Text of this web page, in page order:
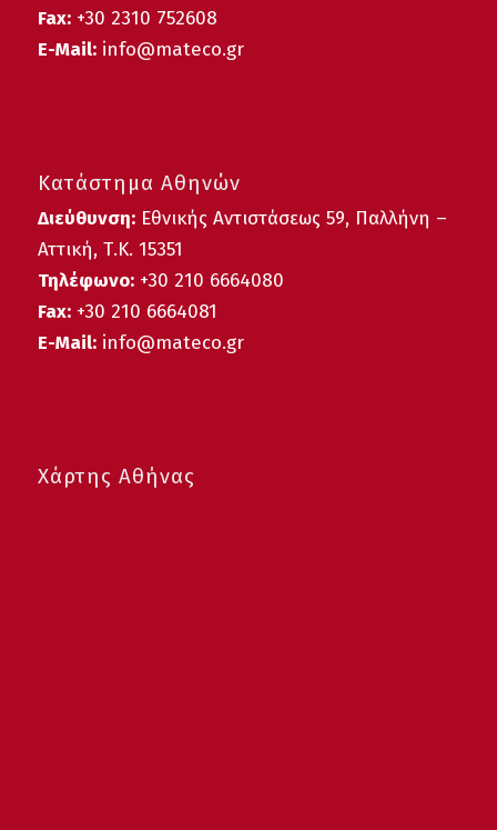
Fax:+30 2310 752608
E-Mail:info@mateco.gr
Κατάστημα Αθηνών
Διεύθυνση:Εθνικής Αντιστάσεως 59, Παλλήνη –
Αττική, Τ.Κ. 15351
Τηλέφωνο: +30 210 6664080
Fax:+30 210 6664081
E-Mail: info@mateco.gr
Χάρτης Αθήνας